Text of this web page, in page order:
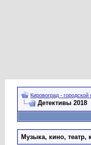
Кировоград -
Детективы 2018
Музыка, кино, театр,